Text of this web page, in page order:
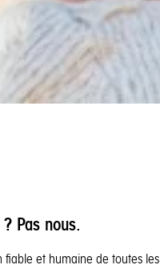
Pas nous.
fiable et humaine de toutes les